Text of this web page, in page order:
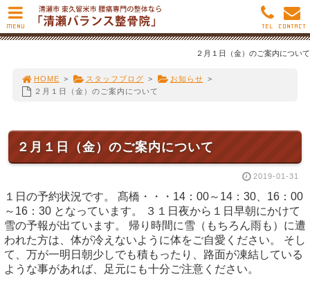
２月１日（金）のご案内について
HOME > スタッフブログ > お知らせ >
２月１日（金）のご案内について
２月１日（金）のご案内について
2019-01-31
１日の予約状況です。 髙橋・・・14：00～14：30、16：00
～16：30 となっています。 ３１日夜から１日早朝にかけて
雪の予報が出ています。 帰り時間に雪（もちろん雨も）に遭
われた方は、体が冷えないように体をご自愛ください。 そし
て、万が一明日朝少しでも積もったり、路面が凍結している
ような事があれば、足元にも十分ご注意ください。
MENU CONTACT
TEL